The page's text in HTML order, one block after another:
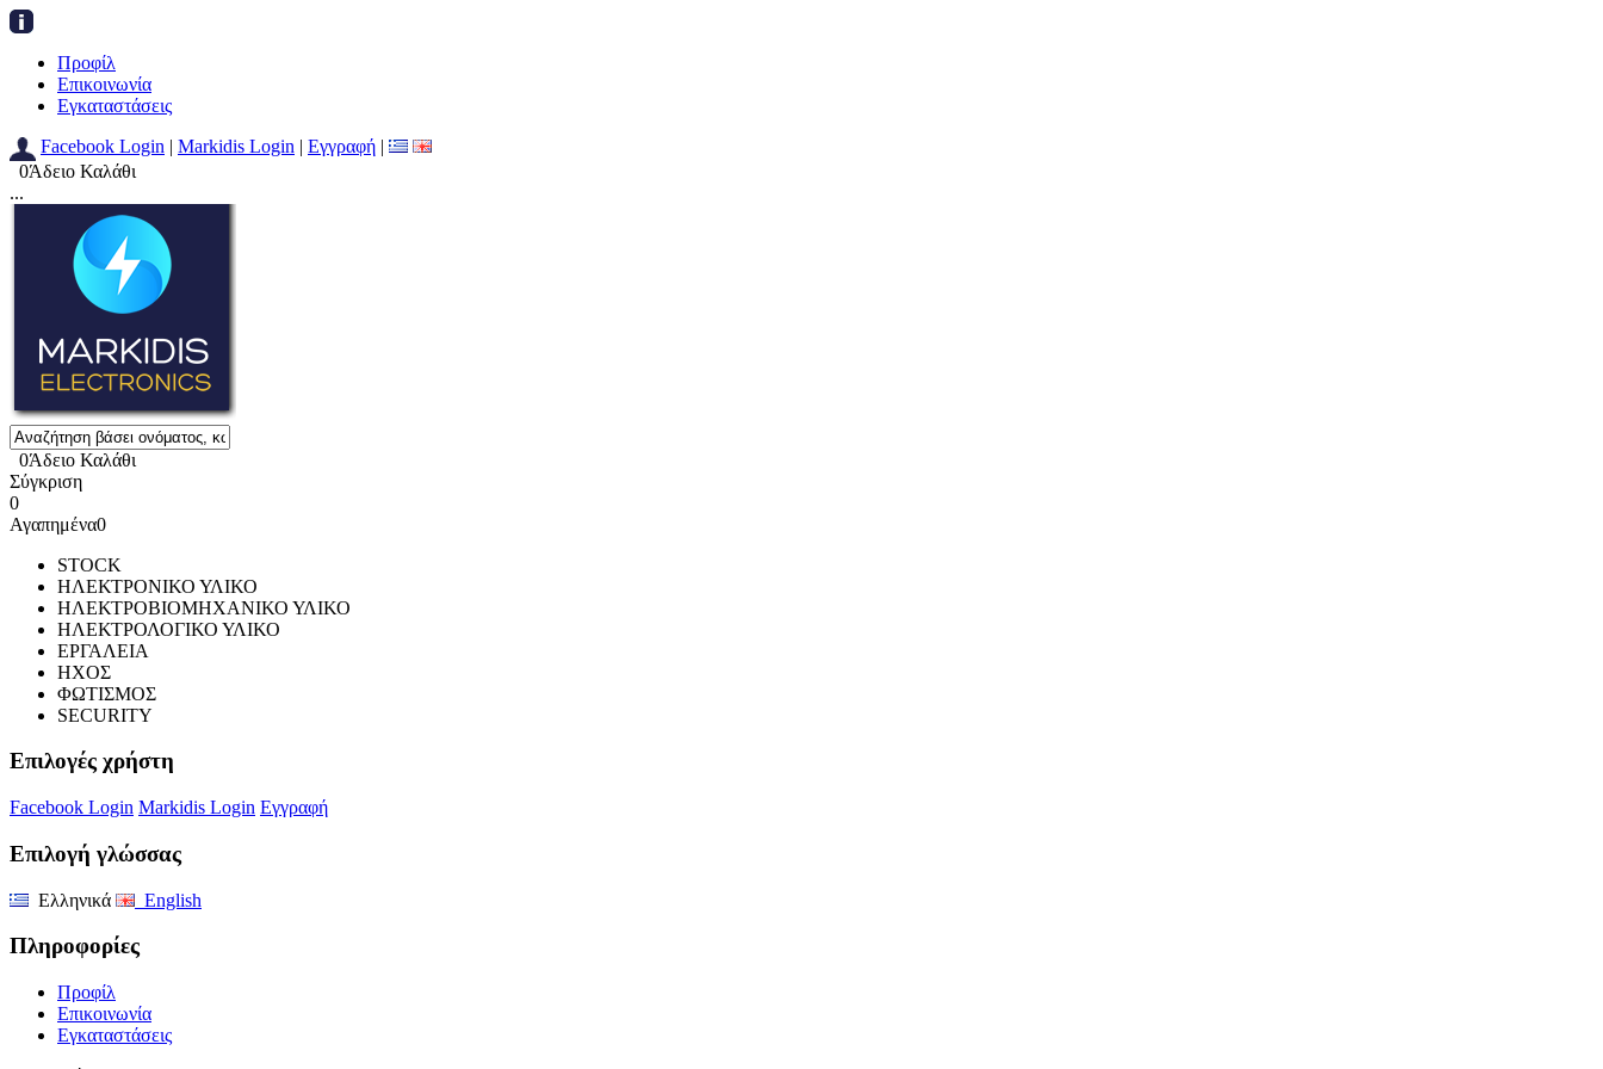
Προφίλ
Επικοινωνία
Εγκαταστάσεις
Facebook Login | Markidis Login | Εγγραφή |
0Άδειο Καλάθι
...
0Άδειο Καλάθι
Σύγκριση
0
Αγαπημένα0
STOCK
ΗΛΕΚΤΡΟΝΙΚΟ ΥΛΙΚΟ
ΗΛΕΚΤΡΟΒΙΟΜΗΧΑΝΙΚΟ ΥΛΙΚΟ
ΗΛΕΚΤΡΟΛΟΓΙΚΟ ΥΛΙΚΟ
ΕΡΓΑΛΕΙΑ
ΗΧΟΣ
ΦΩΤΙΣΜΟΣ
SECURITY
Επιλογές χρήστη
Facebook Login Markidis Login Εγγραφή
Επιλογή γλώσσας
Ελληνικά English
Πληροφορίες
Προφίλ
Επικοινωνία
Εγκαταστάσεις